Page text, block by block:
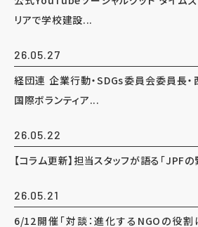
リアで学校建設...
26.05.27
経団連 企業行動・SDGs委員会委員長・
国際ボランティア...
26.05.22
【コラム更新】担当スタッフが語る「JPF
26.05.21
6/12開催「対談：進化するNGOの役